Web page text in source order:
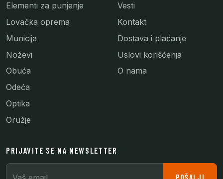
Elementi za punjenje
Lovačka oprema
Municija
Noževi
Obuća
Odeća
Optika
Oružje
Vesti
Kontakt
Dostava i plaćanje
Uslovi korišćenja
O nama
PRIJAVITE SE NA NEWSLETTER